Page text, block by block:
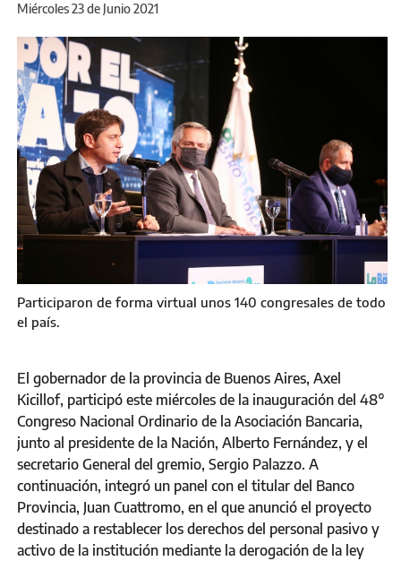
Miércoles 23 de Junio 2021
Participaron de forma virtual unos 140 congresales de todo
el país.
El gobernador de la provincia de Buenos Aires, Axel
Kicillof, participó este miércoles de la inauguración del 48°
Congreso Nacional Ordinario de la Asociación Bancaria,
junto al presidente de la Nación, Alberto Fernández, y el
secretario General del gremio, Sergio Palazzo. A
continuación, integró un panel con el titular del Banco
Provincia, Juan Cuattromo, en el que anunció el proyecto
destinado a restablecer los derechos del personal pasivo y
activo de la institución mediante la derogación de la ley